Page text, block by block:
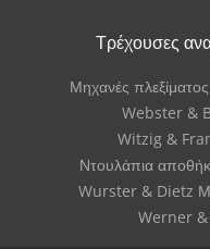
Τρέχουσες
Μηχανές
Webster &
Witzig &
Ντουλάπια
Wurster & Dietz
Werner &